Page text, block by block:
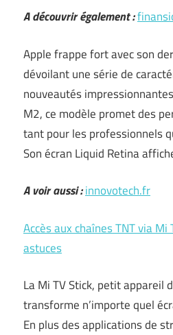
A découvrir également :
Apple frappe fort avec son
dévoilant une série de
nouveautés
M2, ce modèle promet des
tant pour les professionnels
Son écran Liquid Retina
A voir aussi :innovotech.fr
Accès aux chaînes TNT via
astuces
La Mi TV Stick, petit appareil
transforme n’importe quel
En plus des applications de